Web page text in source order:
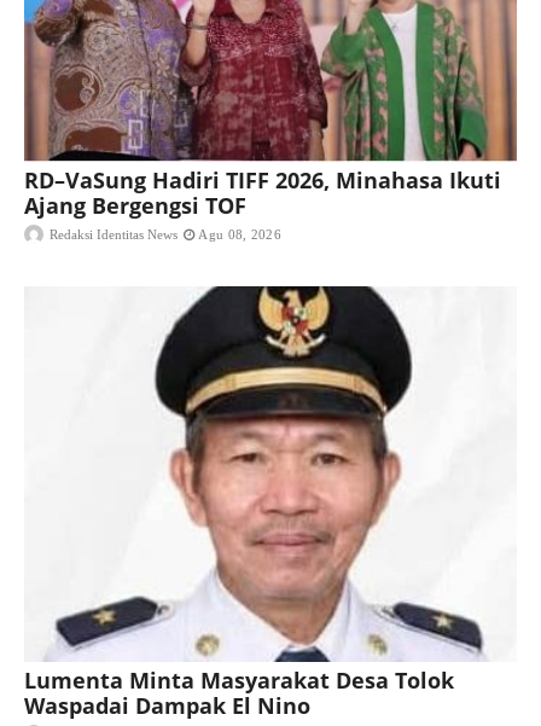
RD–VaSung Hadiri TIFF 2026, Minahasa Ikuti
Ajang Bergengsi TOF
Redaksi Identitas News Agu 08, 2026
Lumenta Minta Masyarakat Desa Tolok
Waspadai Dampak El Nino